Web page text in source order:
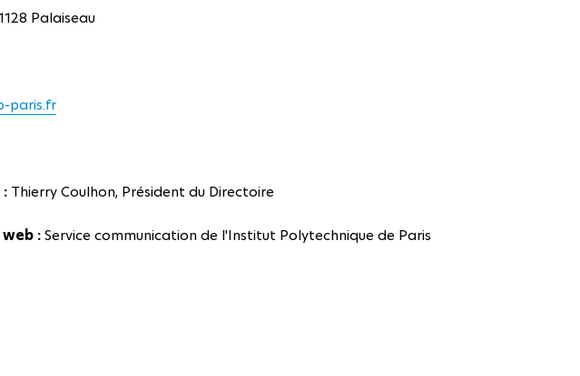
Palaiseau
paris.fr
Thierry Coulhon, Président du Directoire
:Service communication de l'Institut Polytechnique de Paris